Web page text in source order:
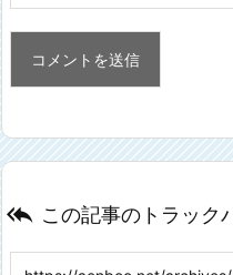
 この記事のトラック